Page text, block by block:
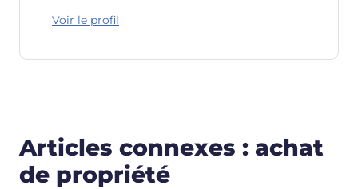
Voir le profil
Articles connexes : achat
de propriété